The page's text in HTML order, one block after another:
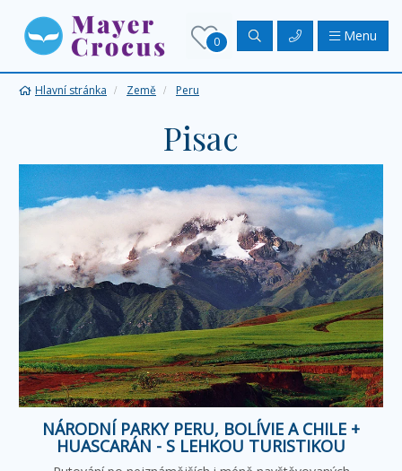
0 Menu
Hlavní stránka Země Peru
Pisac
NÁRODNÍ PARKY PERU, BOLÍVIE A CHILE +
HUASCARÁN - S LEHKOU TURISTIKOU